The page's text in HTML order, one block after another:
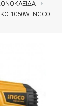
1050W INGCO